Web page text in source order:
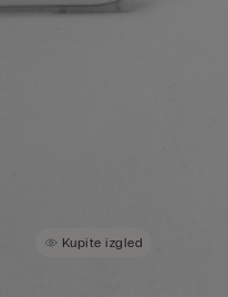
Kupite izgled